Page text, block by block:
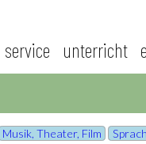
service unterricht
Musik, Theater, Film